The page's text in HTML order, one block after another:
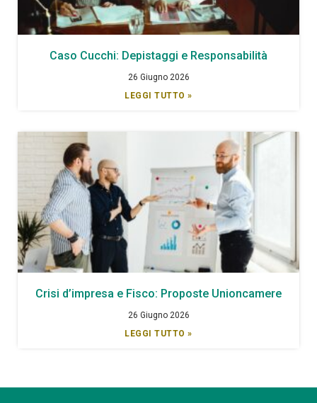
Caso Cucchi: Depistaggi e Responsabilità
26 Giugno 2026
LEGGI TUTTO »
Crisi d’impresa e Fisco: Proposte Unioncamere
26 Giugno 2026
LEGGI TUTTO »